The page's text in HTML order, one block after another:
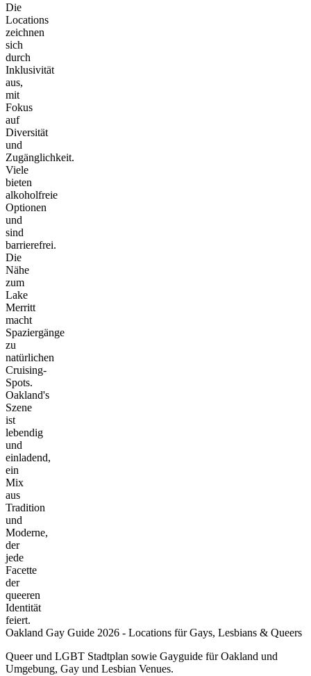
Die
Locations
zeichnen
sich
durch
Inklusivität
aus,
mit
Fokus
auf
Diversität
und
Zugänglichkeit.
Viele
bieten
alkoholfreie
Optionen
und
sind
barrierefrei.
Die
Nähe
zum
Lake
Merritt
macht
Spaziergänge
zu
natürlichen
Cruising-
Spots.
Oakland's
Szene
ist
lebendig
und
einladend,
ein
Mix
aus
Tradition
und
Moderne,
der
jede
Facette
der
queeren
Identität
feiert.
Oakland Gay Guide 2026 - Locations für Gays, Lesbians & Queers
Queer und LGBT Stadtplan sowie Gayguide für Oakland und
Umgebung, Gay und Lesbian Venues.